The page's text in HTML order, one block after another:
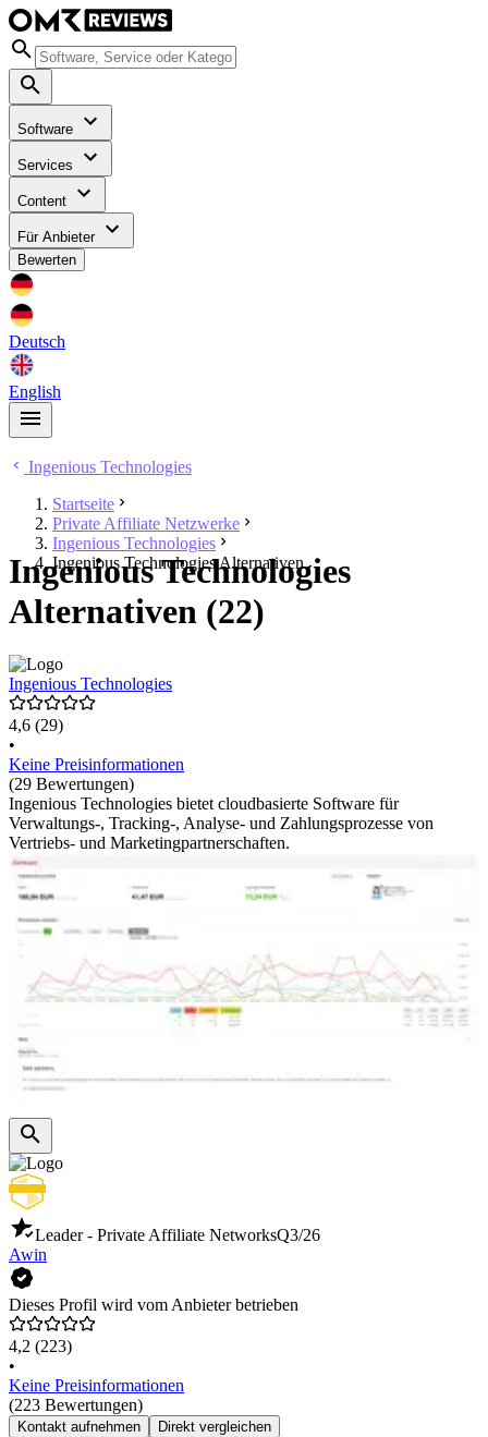
Software
Services
Content
Für Anbieter
Bewerten
Deutsch
English
Ingenious Technologies
Startseite
Private Affiliate Netzwerke
Ingenious Technologies
Ingenious Technologies Alternativen
Ingenious Technologies
Alternativen (22)
Ingenious Technologies
4,6 (29)
•
Keine Preisinformationen
(29 Bewertungen)
Ingenious Technologies bietet cloudbasierte Software für
Verwaltungs-, Tracking-, Analyse- und Zahlungsprozesse von
Vertriebs- und Marketingpartnerschaften.
Leader - Private Affiliate NetworksQ3/26
Awin
Dieses Profil wird vom Anbieter betrieben
4,2 (223)
•
Keine Preisinformationen
(223 Bewertungen)
Kontakt aufnehmen Direkt vergleichen